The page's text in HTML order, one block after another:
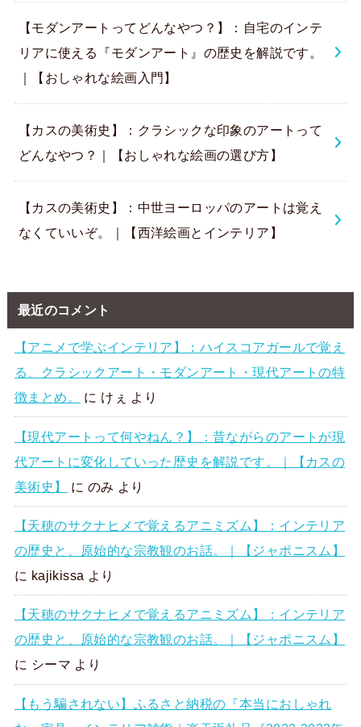
【モダンアートってどんなやつ？】：自宅のインテ
リアに使える『モダンアート』の歴史を解説です。
｜【おしゃれな絵画入門】
【カスの美術史】：クラシックな印象のアートって
どんなやつ？｜【おしゃれな絵画の選び方】
【カスの美術史】：中世ヨーロッパのアートは覚え
なくていいぞ。｜【西洋絵画とインテリア】
最近のコメント
【アニメで学ぶインテリア】：ハイスコアガールで覚え
る、クラシックアート・モダンアート・現代アートの特
徴まとめ。
に けぇ より
【現代アートって何やねん？】：昔ながらのアートが現
代アートに変化していった歴史を解説です。｜【カスの
美術史】
に のみ より
【天穂のサクナヒメで覚えるアニミズム】：インテリア
の歴史と、原始的な宗教観のお話。｜【ジャポニスム】
に kajikissa より
【天穂のサクナヒメで覚えるアニミズム】：インテリア
の歴史と、原始的な宗教観のお話。｜【ジャポニスム】
に シーマ より
【もう騙されない】ふるさと納税の『本当におしゃれ